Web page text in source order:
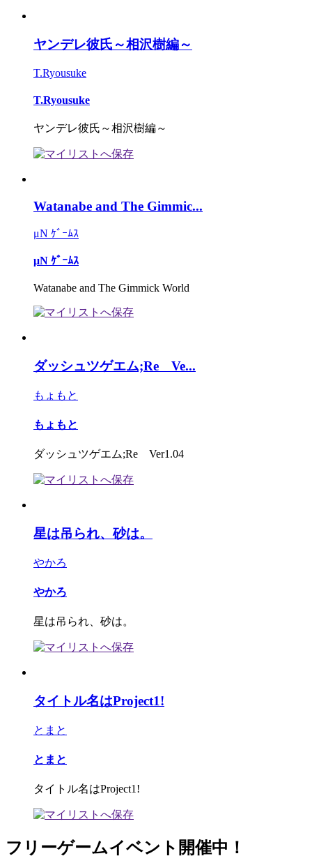
ヤンデレ彼氏～相沢樹編～
T.Ryousuke
T.Ryousuke
ヤンデレ彼氏～相沢樹編～
Watanabe and The Gimmic...
μN ｹﾞｰﾑｽ
μN ｹﾞｰﾑｽ
Watanabe and The Gimmick World
ダッシュツゲエム;Re Ve...
もょもと
もょもと
ダッシュツゲエム;Re Ver1.04
星は吊られ、砂は。
やかろ
やかろ
星は吊られ、砂は。
タイトル名はProject1!
とまと
とまと
タイトル名はProject1!
フリーゲームイベント開催中！